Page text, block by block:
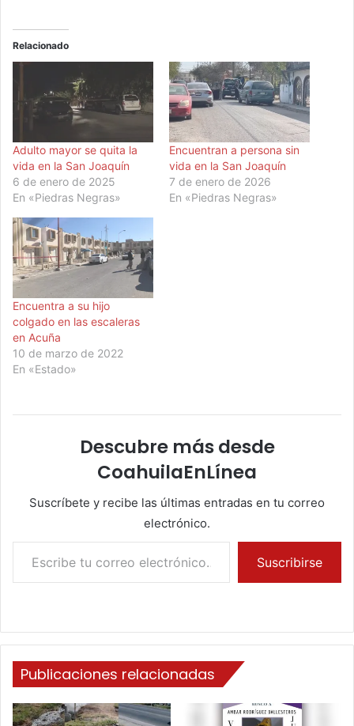
Relacionado
Adulto mayor se quita la
vida en la San Joaquín
6 de enero de 2025
En «Piedras Negras»
Encuentran a persona sin
vida en la San Joaquín
7 de enero de 2026
En «Piedras Negras»
Encuentra a su hijo
colgado en las escaleras
en Acuña
10 de marzo de 2022
En «Estado»
Descubre más desde
CoahuilaEnLínea
Suscríbete y recibe las últimas entradas en tu correo
electrónico.
Escribe tu correo electrónico…
Suscribirse
Publicaciones relacionadas